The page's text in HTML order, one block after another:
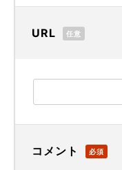
URL 任意
コメント 必須